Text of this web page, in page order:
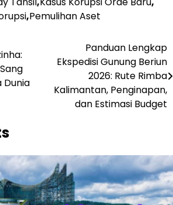
,Pemulihan Aset
Dunia
Panduan Lengkap
Ekspedisi Gunung Beriun
2026: Rute Rimba
Kalimantan, Penginapan,
dan Estimasi Budget